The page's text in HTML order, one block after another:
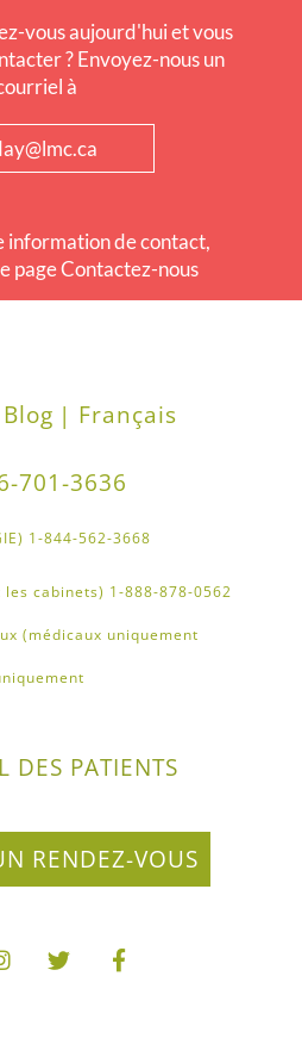
vous aujourd'hui et vous
? Envoyez-nous un
à
information de contact,
page Contactez-nous.
Français |
Blog |
701-3636
1-844-562-3668 (PODOLOGIE)
et les cabinets
DES PATIENTS
RENDEZ-VOUS